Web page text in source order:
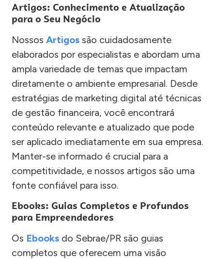
Artigos: Conhecimento e Atualização
para o Seu Negócio
Nossos Artigos são cuidadosamente
elaborados por especialistas e abordam uma
ampla variedade de temas que impactam
diretamente o ambiente empresarial. Desde
estratégias de marketing digital até técnicas
de gestão financeira, você encontrará
conteúdo relevante e atualizado que pode
ser aplicado imediatamente em sua empresa.
Manter-se informado é crucial para a
competitividade, e nossos artigos são uma
fonte confiável para isso.
Ebooks: Guias Completos e Profundos
para Empreendedores
Os Ebooks do Sebrae/PR são guias
completos que oferecem uma visão